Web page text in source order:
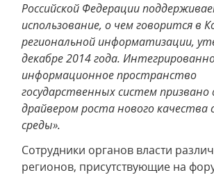
Российской Федерации
использование, о чем говорится в
региональной информатизации,
декабре 2014 года.
информационное пространство
государственных систем
драйвером роста нового качества
среды».
Сотрудники органов власти
регионов, присутствующие на